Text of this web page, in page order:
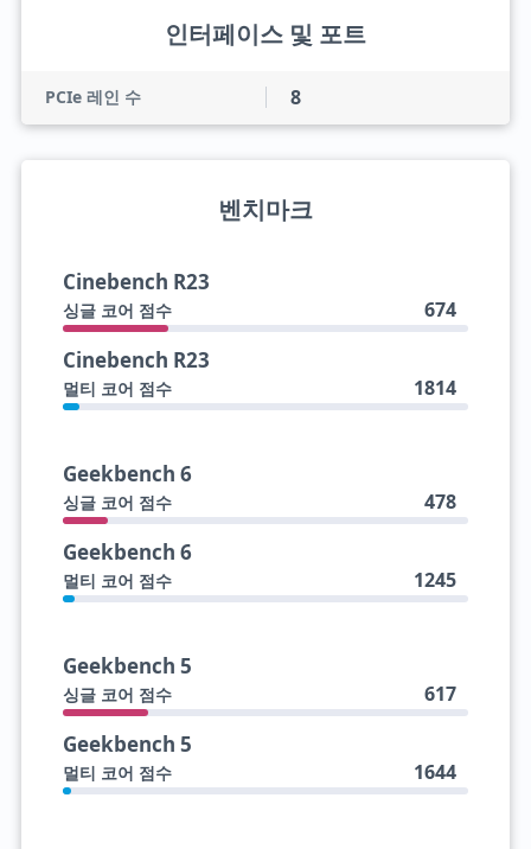
인터페이스 및 포트
PCIe 레인 수 8
벤치마크
Cinebench R23
싱글 코어 점수 674
Cinebench R23
멀티 코어 점수 1814
Geekbench 6
싱글 코어 점수 478
Geekbench 6
멀티 코어 점수 1245
Geekbench 5
싱글 코어 점수 617
Geekbench 5
멀티 코어 점수 1644